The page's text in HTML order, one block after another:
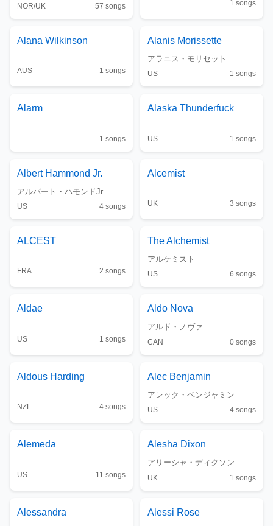
NOR/UK 57 songs 1 songs
Alana Wilkinson
AUS 1 songs
Alanis Morissette
アラニス・モリセット
US 1 songs
Alarm
1 songs
Alaska Thunderfuck
US 1 songs
Albert Hammond Jr.
アルバート・ハモンドJr
US 4 songs
Alcemist
UK 3 songs
ALCEST
FRA 2 songs
TheAlchemist
アルケミスト
US 6 songs
Aldae
US 1 songs
Aldo Nova
アルド・ノヴァ
CAN 0 songs
Aldous Harding
NZL 4 songs
Alec Benjamin
アレック・ベンジャミン
US 4 songs
Alemeda
US 11 songs
Alesha Dixon
アリーシャ・ディクソン
UK 1 songs
Alessandra Alessi Rose